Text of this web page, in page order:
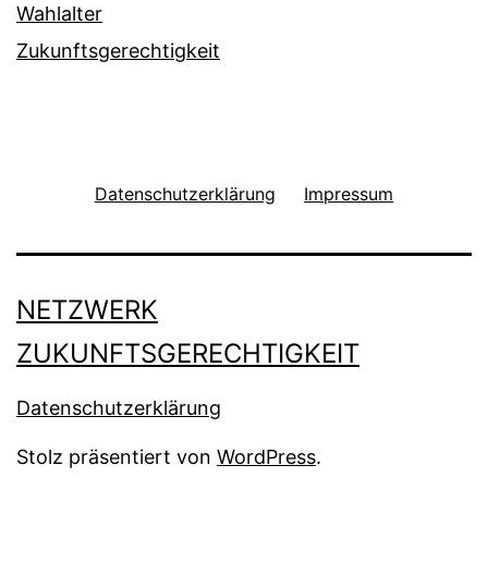
Wahlalter
Zukunftsgerechtigkeit
Datenschutzerklärung Impressum
NETZWERK
ZUKUNFTSGERECHTIGKEIT
Datenschutzerklärung
Stolz präsentiert von WordPress.